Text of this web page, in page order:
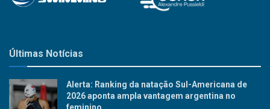
Últimas Notícias
Alerta: Ranking da natação Sul-Americana de
2026 aponta ampla vantagem argentina no